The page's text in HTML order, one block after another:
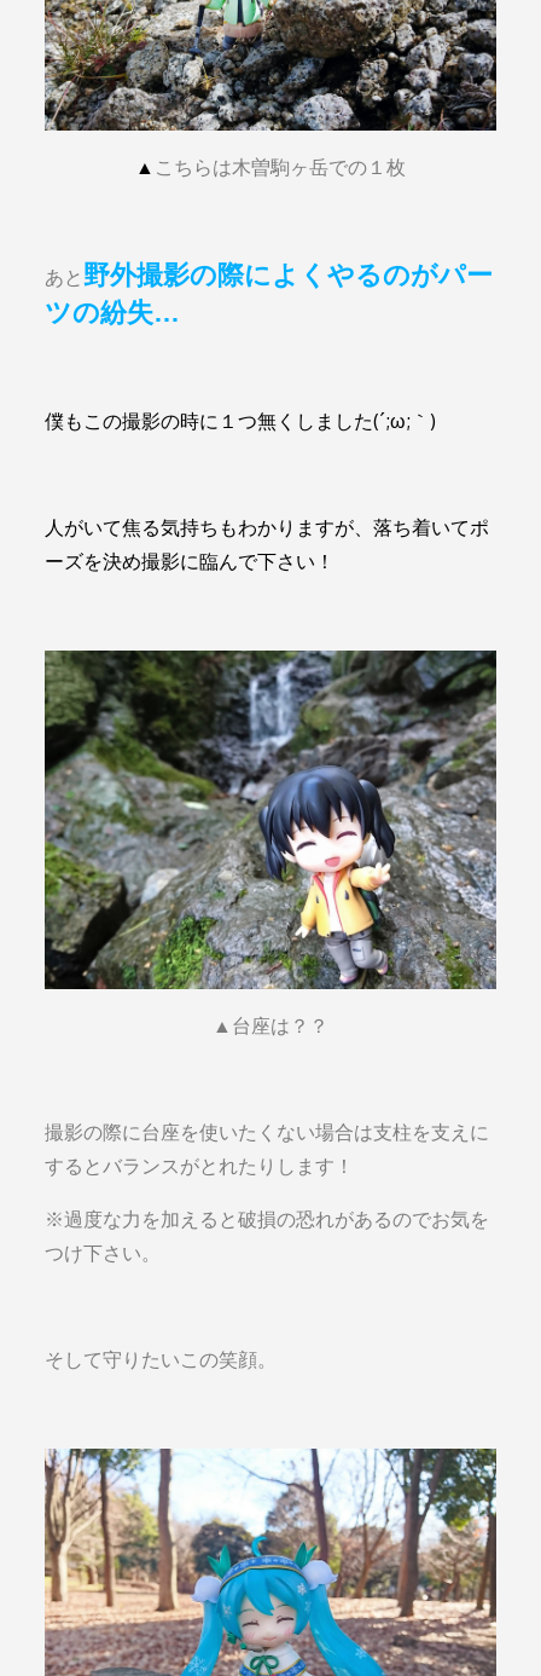
▲ こちらは木曽駒ヶ岳での１枚
あと野外撮影の際によくやるのがパー
ツの紛失…
僕もこの撮影の時に１つ無くしました(´;ω;｀)
人がいて焦る気持ちもわかりますが、落ち着いてポ
ーズを決め撮影に臨んで下さい！
▲台座は？？
撮影の際に台座を使いたくない場合は支柱を支えに
するとバランスがとれたりします！
※過度な力を加えると破損の恐れがあるのでお気を
つけ下さい。
そして守りたいこの笑顔。